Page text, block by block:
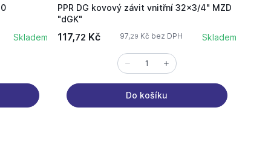
Skladem
PPR DG kovový závit vnitřní 32x3/4" MZD
"dGK"
117,72 Kč 97,29 Kč bez DPH Skladem
Do košíku